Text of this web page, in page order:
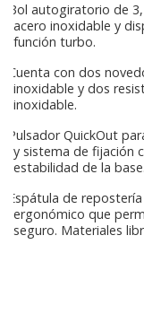
Bol autogiratorio de
acero inoxidable y
función turbo.
Cuenta con dos
inoxidable y dos
inoxidable.
Pulsador QuickOut
y sistema de fijación
estabilidad de la base.
Espátula de
ergonómico que
seguro. Materiales